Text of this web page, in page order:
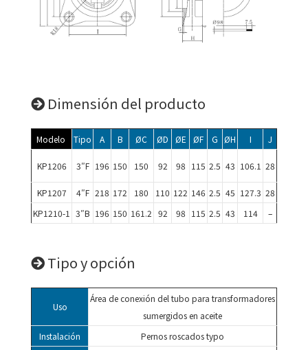
Dimensión del producto
Modelo Tipo A B ØC ØD ØE ØF G ØH I J
KP1206 3″F 196 150 150 92 98 115 2.5 43 106.1 28
KP1207 4″F 218 172 180 110 122 146 2.5 45 127.3 28
KP1210-1
3″B 196 150 161.2 92 98 115 2.5 43 114 –
Tipo y opción
Uso
Área de conexión del tubo para transformadores
sumergidos en aceite
Instalación
Pernos roscados typo